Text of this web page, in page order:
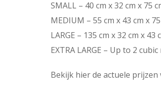
SMALL – 40 cm x 32 cm x 75
MEDIUM – 55 cm x 43 cm x
LARGE – 135 cm x 32 cm x
EXTRA LARGE – Up to 2
Bekijk hier de actuele prijzen